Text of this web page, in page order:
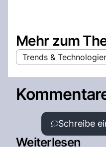
Mehr zum
Trends &
Schreibe
Weiterlesen